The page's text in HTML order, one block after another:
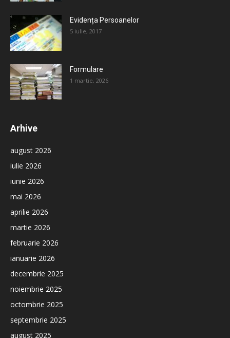
Evidența Persoanelor
5 iulie, 2017
Formulare
1 martie, 2026
Arhive
august 2026
iulie 2026
iunie 2026
mai 2026
aprilie 2026
martie 2026
februarie 2026
ianuarie 2026
decembrie 2025
noiembrie 2025
octombrie 2025
septembrie 2025
august 2025